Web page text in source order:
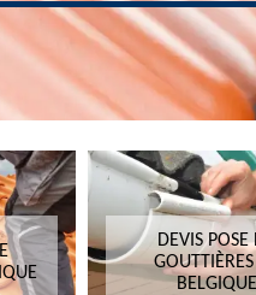
DEVIS POSE
BELGIQUE